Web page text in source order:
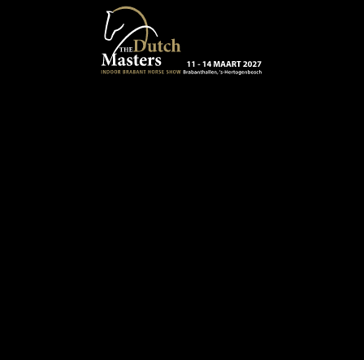
Terug naar hoofdinhoud
13 - 16 MAART 2024